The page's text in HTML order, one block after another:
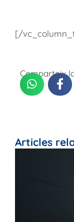
[/
Comparteix
Articles